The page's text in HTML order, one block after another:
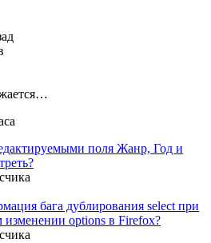
поля Жанр, Год и
бага дублирования select при
изменении options в Firefox?